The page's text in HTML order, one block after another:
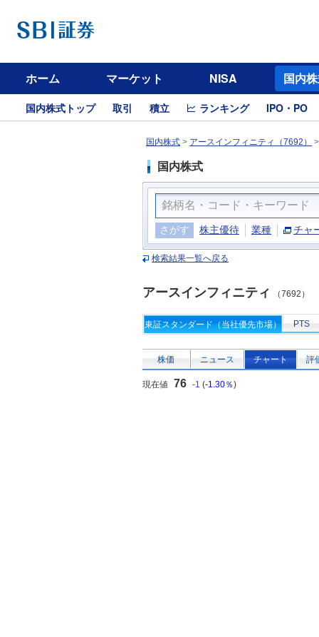
ホーム マーケット NISA 国内
国内株式トップ 取引 積立 ランキング IPO・PO
国内株式 > アースインフィニティ（7692）
国内株式
さがす 株主優待 業種 チャ
検索結果一覧へ戻る
アースインフィニティ （7692）
東証スタンダード（当社優先市場） PTS
株価 ニュース チャート 評
現在値 76 -1 (-1.30％)